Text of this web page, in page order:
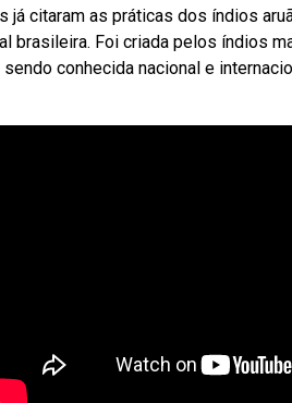
já citaram as práticas dos índios
brasileira. Foi criada pelos índios
conhecida nacional e